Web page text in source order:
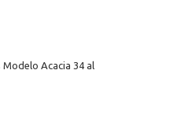
Acacia 34 al